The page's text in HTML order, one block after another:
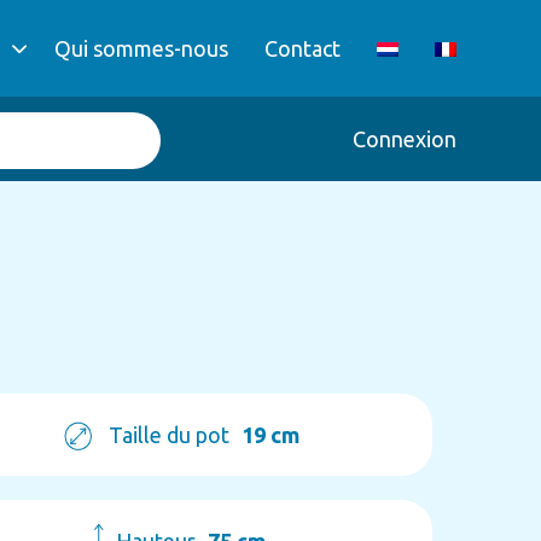
Qui sommes-nous Contact
Connexion
Taille du pot 19 cm